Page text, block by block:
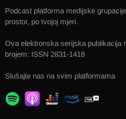
Podcast platforma medijske
prostor, po tvojoj mjeri.
Ova elektronska serijska publikacija
brojem: ISSN 2831-1418
Slušajte nas na svim platformama